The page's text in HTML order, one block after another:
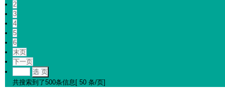
2
3
4
5
6
末页
下一页
选 页
共搜索到了500条信息[ 50 条/页]